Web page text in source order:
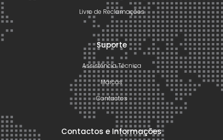
Livro de Reclamações
Suporte
Assistência Técnica
Marcas
Contactos
Contactos e Informações